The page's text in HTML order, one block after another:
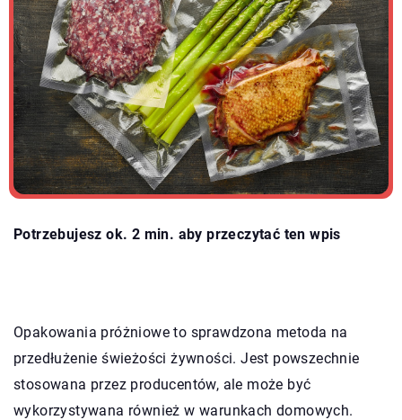
Potrzebujesz ok. 2 min. aby przeczytać ten wpis
Opakowania próżniowe to sprawdzona metoda na
przedłużenie świeżości żywności. Jest powszechnie
stosowana przez producentów, ale może być
wykorzystywana również w warunkach domowych.